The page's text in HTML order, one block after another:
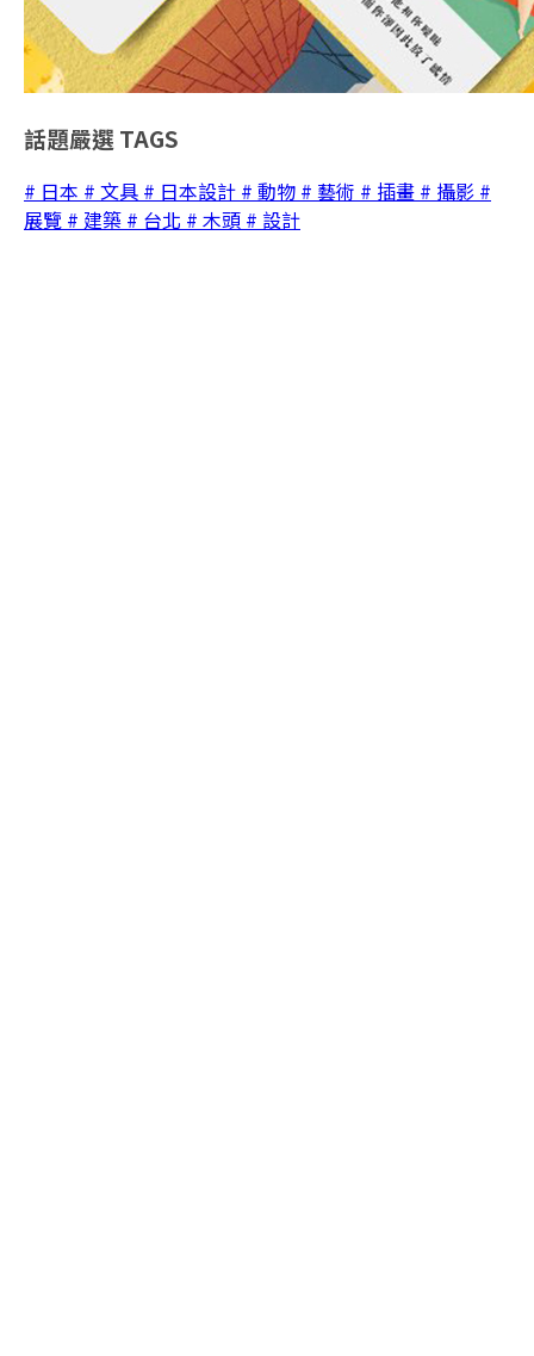
話題嚴選 TAGS
# 日本 # 文具 # 日本設計 # 動物 # 藝術 # 插畫 # 攝影 #
展覽 # 建築 # 台北 # 木頭 # 設計